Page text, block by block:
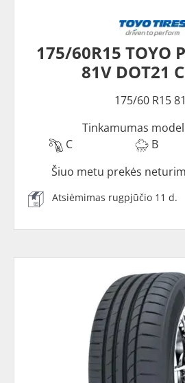
175/60R15 TOYO
81V DOT21
175/60 R15
Tinkamumas
C
B
Šiuo metu prekės
Atsiėmimas rugpjūčio 11 d.